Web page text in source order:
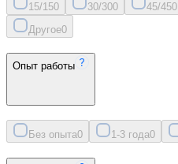
15/150 30/300 45/450
Другое0
Опыт работы
Без опыта0 1-3 года0